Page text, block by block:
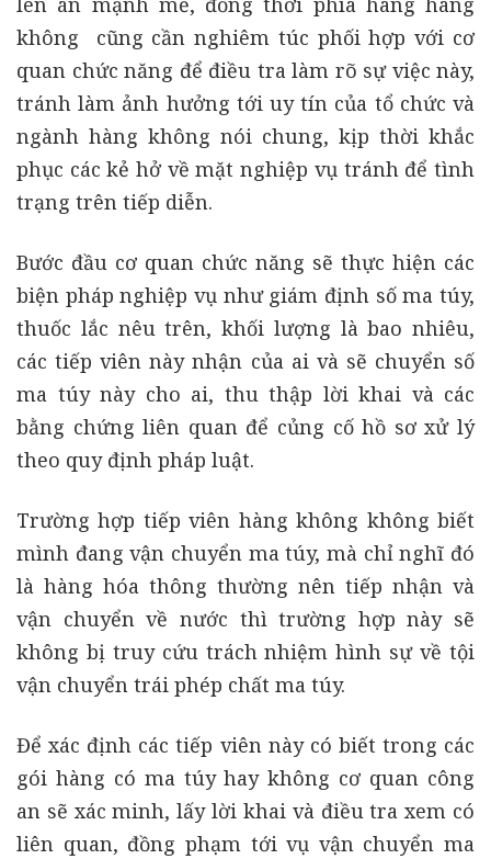
không cũng cần nghiêm túc phối hợp với cơ
quan chức năng để điều tra làm rõ sự việc này,
tránh làm ảnh hưởng tới uy tín của tổ chức và
ngành hàng không nói chung, kịp thời khắc
phục các kẻ hở về mặt nghiệp vụ tránh để tình
trạng trên tiếp diễn.
Bước đầu cơ quan chức năng sẽ thực hiện các
biện pháp nghiệp vụ như giám định số ma túy,
thuốc lắc nêu trên, khối lượng là bao nhiêu,
các tiếp viên này nhận của ai và sẽ chuyển số
ma túy này cho ai, thu thập lời khai và các
bằng chứng liên quan để củng cố hồ sơ xử lý
theo quy định pháp luật.
Trường hợp tiếp viên hàng không không biết
mình đang vận chuyển ma túy, mà chỉ nghĩ đó
là hàng hóa thông thường nên tiếp nhận và
vận chuyển về nước thì trường hợp này sẽ
không bị truy cứu trách nhiệm hình sự về tội
vận chuyển trái phép chất ma túy.
Để xác định các tiếp viên này có biết trong các
gói hàng có ma túy hay không cơ quan công
an sẽ xác minh, lấy lời khai và điều tra xem có
liên quan, đồng phạm tới vụ vận chuyển ma